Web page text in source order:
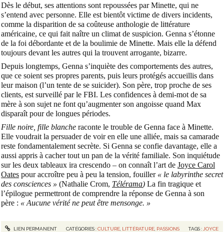
Dès le début, ses attentions sont repoussées par Minette, qui ne
s’entend avec personne. Elle est bientôt victime de divers incidents,
comme la disparition de sa coûteuse anthologie de littérature
américaine, ce qui fait naître un climat de suspicion. Genna s’étonne
de la foi débordante et de la boulimie de Minette. Mais elle la défend
toujours devant les autres qui la trouvent arrogante, bizarre.
Depuis longtemps, Genna s’inquiète des comportements des autres,
que ce soient ses propres parents, puis leurs protégés accueillis dans
leur maison (l’un tente de se suicider). Son père, trop proche de ses
clients, est surveillé par le FBI. Les confidences à demi-mot de sa
mère à son sujet ne font qu’augmenter son angoisse quand Max
disparaît pour de longues périodes.
Fille noire, fille blanche raconte le trouble de Genna face à Minette.
Elle voudrait la persuader de voir en elle une alliée, mais sa camarade
reste fondamentalement secrète. Si Genna se confie davantage, elle a
aussi appris à cacher tout un pan de la vérité familiale. Son inquiétude
sur les deux tableaux ira crescendo – on connaît l’art de Joyce Carol
Oates pour accroître peu à peu la tension, fouiller « le labyrinthe secret
des consciences » (Nathalie Crom, Télérama) La fin tragique et
l’épilogue permettront de comprendre la réponse de Genna à son
père : « Aucune vérité ne peut être mensonge. »
LIEN PERMANENT CATÉGORIES :CULTURE, LITTÉRATURE, PASSIONS TAGS : JOYCE